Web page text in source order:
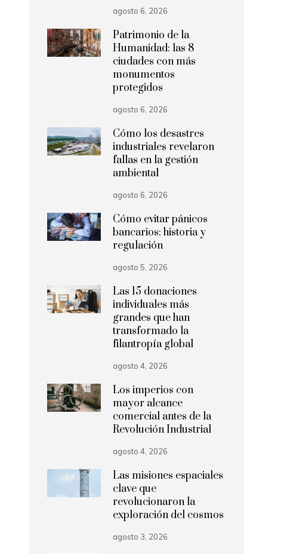
agosto 6, 2026
Patrimonio de la
Humanidad: las 8
ciudades con más
monumentos
protegidos
agosto 6, 2026
Cómo los desastres
industriales revelaron
fallas en la gestión
ambiental
agosto 6, 2026
Cómo evitar pánicos
bancarios: historia y
regulación
agosto 5, 2026
Las 15 donaciones
individuales más
grandes que han
transformado la
filantropía global
agosto 4, 2026
Los imperios con
mayor alcance
comercial antes de la
Revolución Industrial
agosto 4, 2026
Las misiones espaciales
clave que
revolucionaron la
exploración del cosmos
agosto 3, 2026